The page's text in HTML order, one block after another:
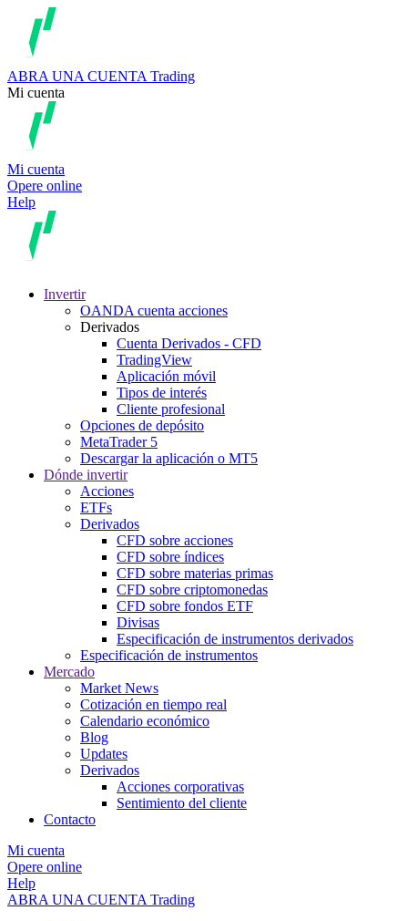
ABRA UNA CUENTA Trading
Mi cuenta
Mi cuenta
Opere online
Help
Invertir
OANDA cuenta acciones
Derivados
Cuenta Derivados - CFD
TradingView
Aplicación móvil
Tipos de interés
Cliente profesional
Opciones de depósito
MetaTrader 5
Descargar la aplicación o MT5
Dónde invertir
Acciones
ETFs
Derivados
CFD sobre acciones
CFD sobre índices
CFD sobre materias primas
CFD sobre criptomonedas
CFD sobre fondos ETF
Divisas
Especificación de instrumentos derivados
Especificación de instrumentos
Mercado
Market News
Cotización en tiempo real
Calendario económico
Blog
Updates
Derivados
Acciones corporativas
Sentimiento del cliente
Contacto
Mi cuenta
Opere online
Help
ABRA UNA CUENTA Trading